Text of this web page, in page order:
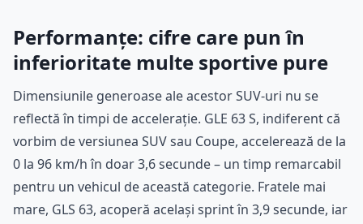
Performanțe: cifre care pun în
inferioritate multe sportive pure
Dimensiunile generoase ale acestor SUV-uri nu se
reflectă în timpi de accelerație. GLE 63 S, indiferent că
vorbim de versiunea SUV sau Coupe, accelerează de la
0 la 96 km/h în doar 3,6 secunde – un timp remarcabil
pentru un vehicul de această categorie. Fratele mai
mare, GLS 63, acoperă același sprint în 3,9 secunde, iar